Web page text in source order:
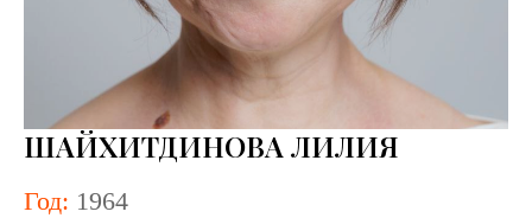
ШАЙХИТДИНОВА ЛИЛИЯ
Год: 1964